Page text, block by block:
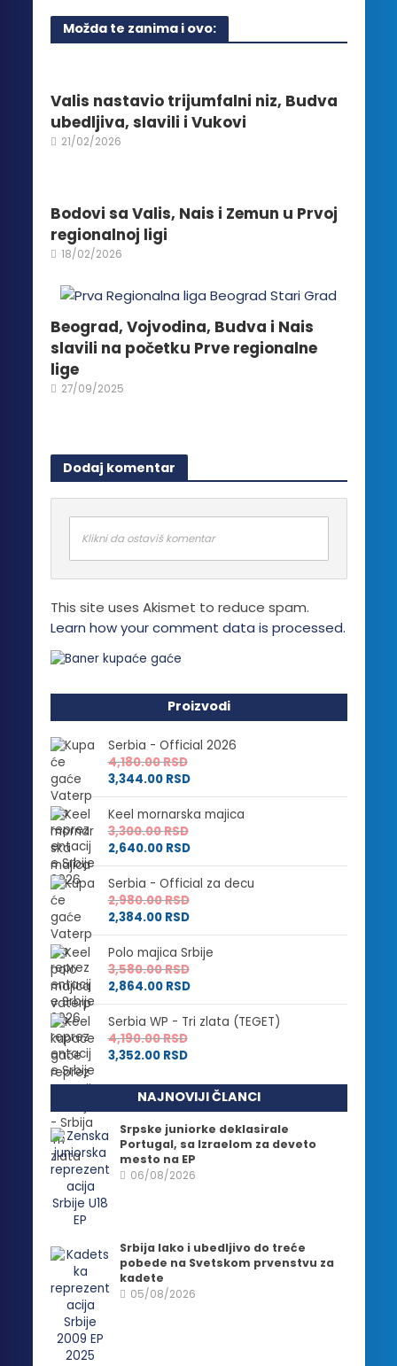
više
varijanti.
biti
izabrane
na
Možda te zanima i ovo:
Valis nastavio trijumfalni niz, Budva
ubedljiva, slavili i Vukovi
21/02/2026
Bodovi sa Valis, Nais i Zemun u Prvoj
regionalnoj ligi
18/02/2026
Beograd, Vojvodina, Budva i Nais
slavili na početku Prve regionalne
lige
27/09/2025
Dodaj komentar
Klikni da ostaviš komentar
This site uses Akismet to reduce spam.
Learn how your comment data is processed.
Proizvodi
Serbia - Official 2026
4,180.00RSD
3,344.00 RSD
Keel mornarska majica
3,300.00RSD
2,640.00 RSD
Serbia - Official za decu
2,980.00RSD
2,384.00 RSD
Polo majica Srbije
3,580.00RSD
2,864.00 RSD
Serbia WP - Tri zlata (TEGET)
4,190.00RSD
3,352.00 RSD
NAJNOVIJI ČLANCI
Srpske juniorke deklasirale
Portugal, sa Izraelom za deveto
mesto na EP
06/08/2026
Srbija lako i ubedljivo do treće
pobede na Svetskom prvenstvu za
kadete
05/08/2026